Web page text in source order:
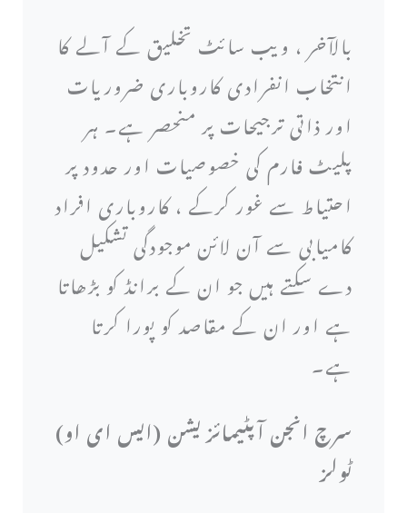
بالآخر ، ویب سائٹ تخلیق کے آلے کا
انتخاب انفرادی کاروباری ضروریات
اور ذاتی ترجیحات پر منحصر ہے۔ ہر
پلیٹ فارم کی خصوصیات اور حدود پر
احتیاط سے غور کرکے ، کاروباری افراد
کامیابی سے آن لائن موجودگی تشکیل
دے سکتے ہیں جو ان کے برانڈ کو بڑھاتا
ہے اور ان کے مقاصد کو پورا کرتا
ہے۔
سرچ انجن آپٹیمائزیشن (ایس ای او)
ٹولز